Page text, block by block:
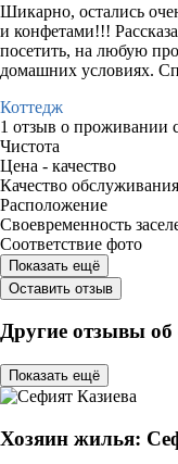
Шикарно, остались
и конфетами!!!
посетить, на любую
домашних условиях.
Коттедж
1 отзыв о проживании
Чистота
Цена - качество
Качество обслуживания
Расположение
Своевременность
Соответствие фото
Показать ещё
Оставить отзыв
Другие отзывы об
Показать ещё
Хозяин жилья: